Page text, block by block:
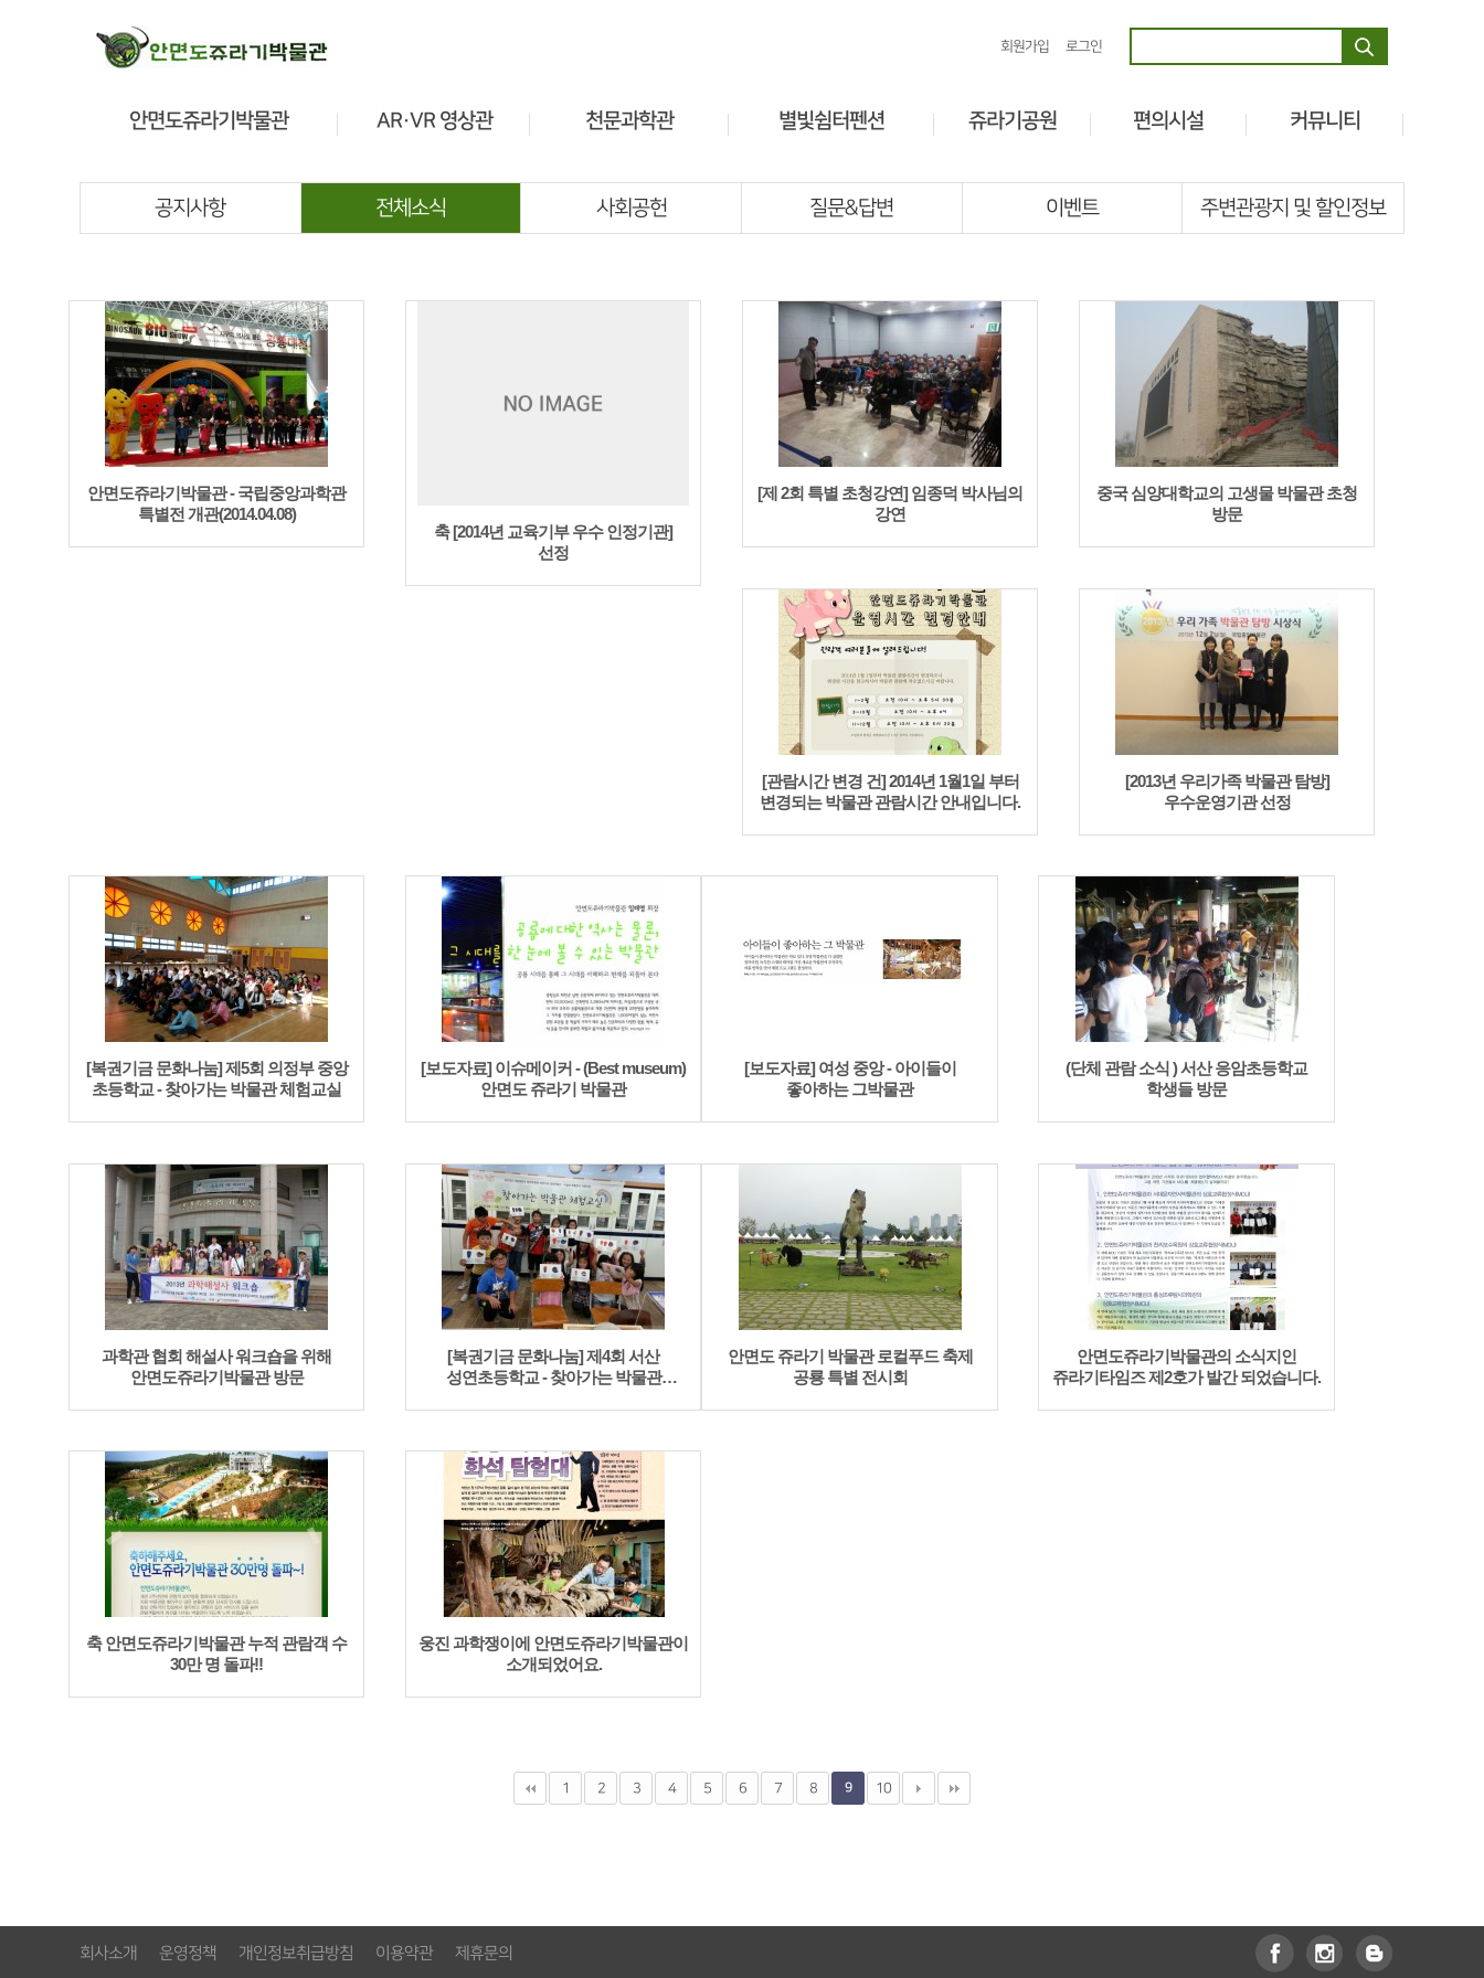
회원가입 로그인
안면도쥬라기박물관 AR·VR 영상관 천문과학관 별빛쉼터펜션 쥬라기공원 편의시설 커뮤니티
관람안내
교육프로그램
관람안내 관람안내 예약안내 유아용 놀이기구 박물관 Shop
쥬라기매점
전체소식
이벤트
주변관광지 및 할인정보
공지사항 전체소식 사회공헌 질문&답변 이벤트 주변관광지 및 할인정보
안면도쥬라기박물관 - 국립중앙과학관
특별전 개관(2014.04.08)
축 [2014년 교육기부 우수 인정기관]
선정
[제 2회 특별 초청강연] 임종덕 박사님의
강연
중국 심양대학교의 고생물 박물관 초청
방문
[관람시간 변경 건] 2014년 1월1일 부터
변경되는 박물관 관람시간 안내입니다.
[2013년 우리가족 박물관 탐방]
우수운영기관 선정
[복권기금 문화나눔] 제5회 의정부 중앙
초등학교 - 찾아가는 박물관 체험교실
[보도자료] 이슈메이커 - (Best museum)
안면도 쥬라기 박물관
[보도자료] 여성 중앙 - 아이들이
좋아하는 그박물관
(단체 관람 소식 ) 서산 응암초등학교
학생들 방문
과학관 협회 해설사 워크숍을 위해
안면도쥬라기박물관 방문
[복권기금 문화나눔] 제4회 서산
성연초등학교 - 찾아가는 박물관
안면도 쥬라기 박물관 로컬푸드 축제
공룡 특별 전시회
안면도쥬라기박물관의 소식지인
쥬라기타임즈 제2호가 발간 되었습니다.
축 안면도쥬라기박물관 누적 관람객 수
30만 명 돌파!!
웅진 과학쟁이에 안면도쥬라기박물관이
소개되었어요.
1 2 3 4 5 6 7 8 9 10
회사소개 운영정책 개인정보취급방침 이용약관 제휴문의